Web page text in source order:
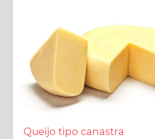
Queijo tipo canastra